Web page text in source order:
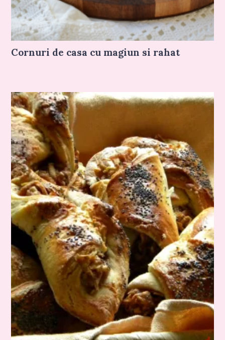
Cornuri de casa cu magiun si rahat